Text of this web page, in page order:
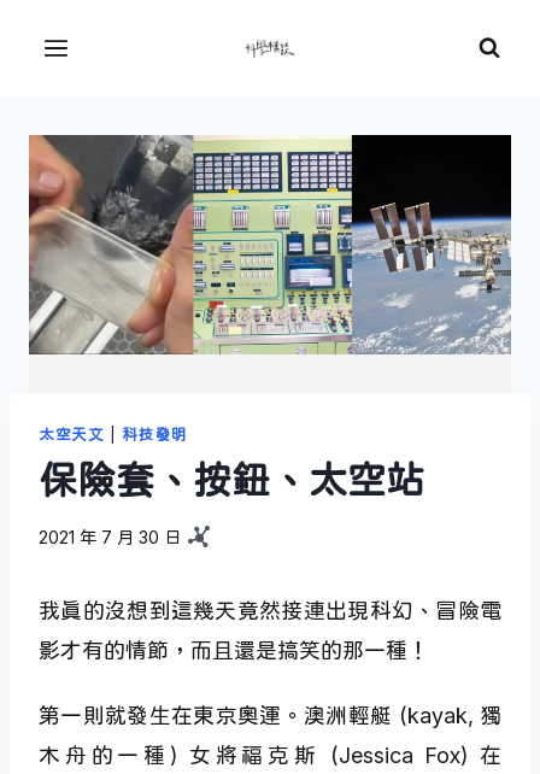
Menu
太空天文 科技發明
保險套、按鈕、太空站
2021 年 7 月 30 日
我真的沒想到這幾天竟然接連出現科幻、冒險電
影才有的情節，而且還是搞笑的那一種！
第一則就發生在東京奧運。澳洲輕艇 (kayak, 獨
木舟的一種) 女將福克斯 (Jessica Fox) 在